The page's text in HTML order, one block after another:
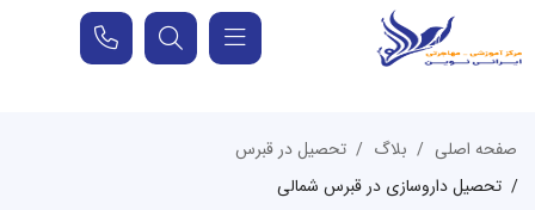
صفحه اصلی بلاگ
تحصیل در قبرس
تحصیل داروسازی در قبرس شمالی